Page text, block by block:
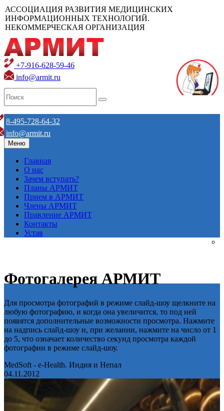
АССОЦИАЦИЯ РАЗВИТИЯ МЕДИЦИНСКИХ
ИНФОРМАЦИОННЫХ ТЕХНОЛОГИЙ.
НЕКОММЕРЧЕСКАЯ ОРГАНИЗАЦИЯ
+7-916-628-59-46
info@armit.ru
8-495-728-64-32
info@armit.ru
Меню
Главная
О нас
Зачем вступать?
Планы АРМИТ
Прием в АРМИТ
Члены АРМИТ
Правление АРМИТ
Контакты
Устав
Фотогалерея АРМИТ
Для просмотра фотографий в режиме слайд-шоу щелкните на
любую фотографию, и когда она увеличится, то под ней
появятся дополнительные возможности просмотра. Нажмите
на надпись слайд-шоу и, при желании, нажмите на число от 1
до 5, что означает количество секунд просмотра каждой
фотографии в режиме слайд-шоу.
MedSoft - e-Health. Индия и Непал
04.11.2012